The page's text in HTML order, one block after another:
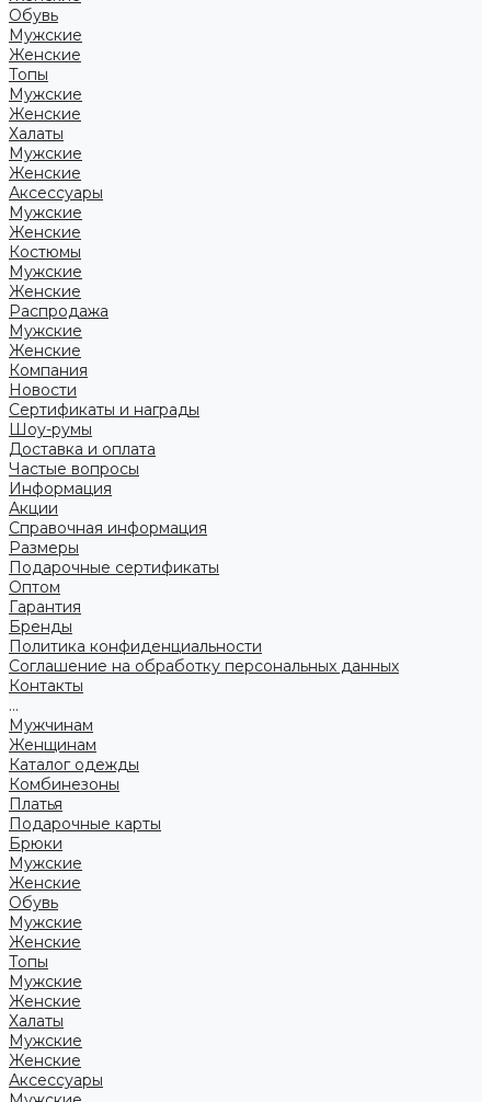
Обувь
Мужские
Женские
Топы
Мужские
Женские
Халаты
Мужские
Женские
Аксессуары
Мужские
Женские
Костюмы
Мужские
Женские
Распродажа
Мужские
Женские
Компания
Новости
Сертификаты и награды
Шоу-румы
Доставка и оплата
Частые вопросы
Информация
Акции
Справочная информация
Размеры
Подарочные сертификаты
Оптом
Гарантия
Бренды
Политика конфиденциальности
Соглашение на обработку персональных данных
Контакты
...
Мужчинам
Женщинам
Каталог одежды
Комбинезоны
Платья
Подарочные карты
Брюки
Мужские
Женские
Обувь
Мужские
Женские
Топы
Мужские
Женские
Халаты
Мужские
Женские
Аксессуары